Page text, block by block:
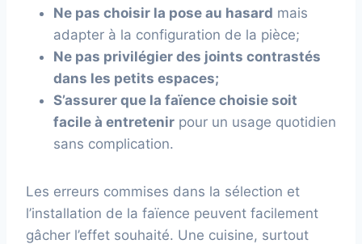
Ne pas choisir la pose au hasard mais
adapter à la configuration de la pièce;
Ne pas privilégier des joints contrastés
dans les petits espaces;
S’assurer que la faïence choisie soit
facile à entretenir pour un usage quotidien
sans complication.
Les erreurs commises dans la sélection et
l’installation de la faïence peuvent facilement
gâcher l’effet souhaité. Une cuisine, surtout